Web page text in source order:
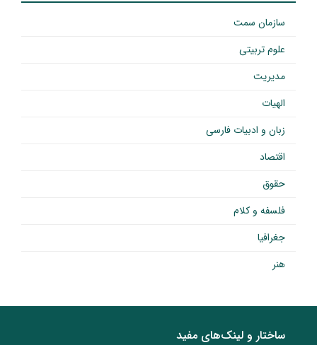
سازمان سمت
علوم تربیتی
مدیریت
الهیات
زبان و ادبیات فارسی
اقتصاد
حقوق
فلسفه و کلام
جغرافیا
هنر
ساختار‌‌ و‌‌ لینک‌های مفید